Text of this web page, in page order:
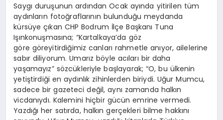
Saygı duruşunun ardından Ocak ayında yitirilen tüm
aydınların fotoğraflarının bulunduğu meydanda
kürsüye çıkan CHP Bodrum İlçe Başkanı Tuna
Işınkonuşmasına; “Kartalkaya’da göz
göre göreyitirdiğimiz canları rahmetle anıyor, ailelerine
sabır diliyorum. Umarız böyle acıları bir daha
yaşamayız” sözcükleriyle başlayarak; “O, bu ülkenin
yetiştirdiği en aydınlık zihinlerden biriydi. Uğur Mumcu,
sadece bir gazeteci değil, aynı zamanda halkın
vicdanıydı. Kalemini hiçbir gücün emrine vermedi.
Yazdığı her satırda, halkın gerçekleri bilme hakkını